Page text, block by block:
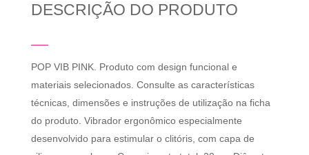
DESCRIÇÃO DO PRODUTO
POP VIB PINK. Produto com design funcional e
materiais selecionados. Consulte as características
técnicas, dimensões e instruções de utilização na ficha
do produto. Vibrador ergonômico especialmente
desenvolvido para estimular o clitóris, com capa de